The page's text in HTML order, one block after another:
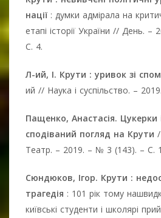
нації : думки адмірала на
етапі історії України // День. –
С. 4.
Л-ий, І. Крути : уривок зі
ий // Наука і суспільство. –
Пащенко, Анастасія. Цукерки
сподіваний погляд на Крути
Театр. – 2019. – № 3 (143). – С.
Сюндюков, Ігор. Крути :
трагедія : 101 рік тому
київські студенти і школярі